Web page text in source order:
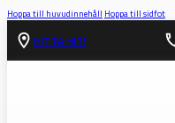
Hoppa till huvudinnehåll Hoppa till sidfot
HITTA HIT!